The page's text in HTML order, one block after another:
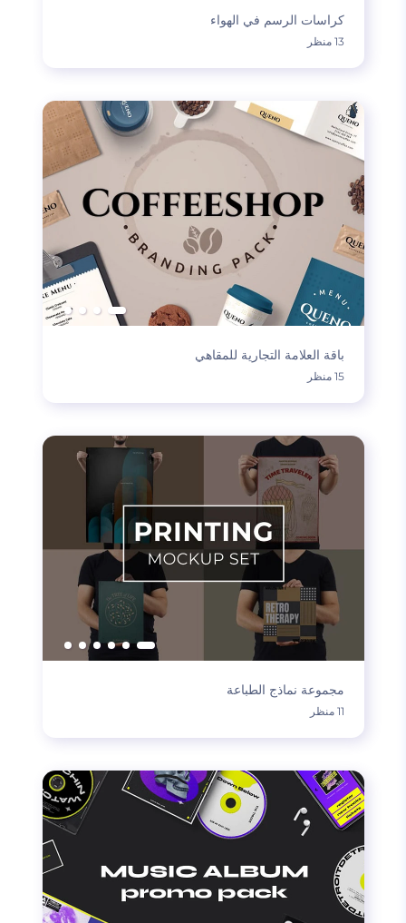
كراسات الرسم في الهواء
13 منظر
باقة العلامة التجارية للمقاهي
15 منظر
مجموعة نماذج الطباعة
11 منظر